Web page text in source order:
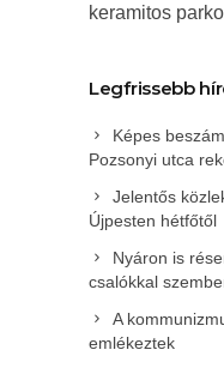
keramitos
Legfrissebb
Képes
Pozsonyi utca
Jelentős
Újpesten hétfőtől
Nyáron is
csalókkal
A
emlékeztek